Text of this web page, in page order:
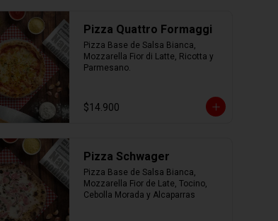
Pizza Quattro Formaggi
Pizza Base de Salsa Bianca,
Mozzarella Fior di Latte, Ricotta y
Parmesano.
$14.900
Pizza Schwager
Pizza Base de Salsa Bianca,
Mozzarella Fior de Late, Tocino,
Cebolla Morada y Alcaparras